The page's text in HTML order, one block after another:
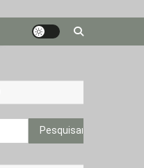
Pesquisar
por: